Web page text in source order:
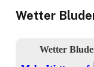
Wetter